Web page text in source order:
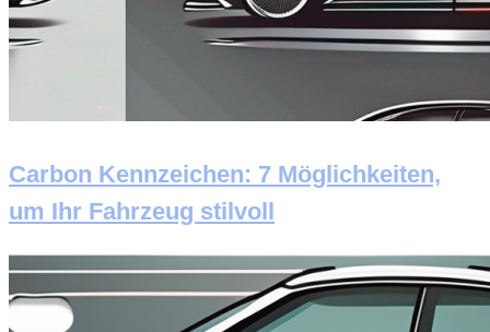
Carbon Kennzeichen: 7 Möglichkeiten,
um Ihr Fahrzeug stilvoll